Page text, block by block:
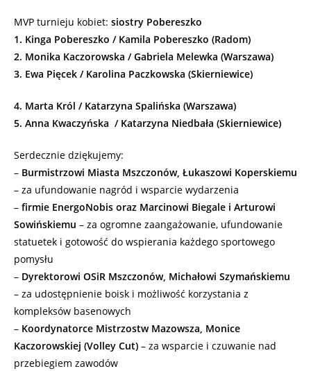
MVP turnieju kobiet: siostry Pobereszko
1. Kinga Pobereszko / Kamila Pobereszko (Radom)
2. Monika Kaczorowska / Gabriela Melewka (Warszawa)
3. Ewa Pięcek / Karolina Paczkowska (Skierniewice)
4. Marta Król / Katarzyna Spalińska (Warszawa)
5. Anna Kwaczyńska / Katarzyna Niedbała (Skierniewice)
Serdecznie dziękujemy:
– Burmistrzowi Miasta Mszczonów, Łukaszowi Koperskiemu
– za ufundowanie nagród i wsparcie wydarzenia
– firmie EnergoNobis oraz Marcinowi Biegale i Arturowi
Sowińskiemu – za ogromne zaangażowanie, ufundowanie
statuetek i gotowość do wspierania każdego sportowego
pomysłu
– Dyrektorowi OSiR Mszczonów, Michałowi Szymańskiemu
– za udostępnienie boisk i możliwość korzystania z
kompleksów basenowych
– Koordynatorce Mistrzostw Mazowsza, Monice
Kaczorowskiej (Volley Cut) – za wsparcie i czuwanie nad
przebiegiem zawodów